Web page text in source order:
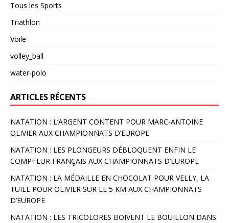
Tous les Sports
Triathlon
Voile
volley_ball
water-polo
ARTICLES RÉCENTS
NATATION : L’ARGENT CONTENT POUR MARC-ANTOINE
OLIVIER AUX CHAMPIONNATS D’EUROPE
NATATION : LES PLONGEURS DÉBLOQUENT ENFIN LE
COMPTEUR FRANÇAIS AUX CHAMPIONNATS D’EUROPE
NATATION : LA MÉDAILLE EN CHOCOLAT POUR VELLY, LA
TUILE POUR OLIVIER SUR LE 5 KM AUX CHAMPIONNATS
D’EUROPE
NATATION : LES TRICOLORES BOIVENT LE BOUILLON DANS